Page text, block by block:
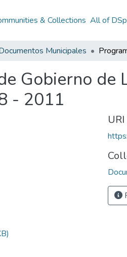
& Collections All of
Municipales
Gobierno de
- 2011
URI